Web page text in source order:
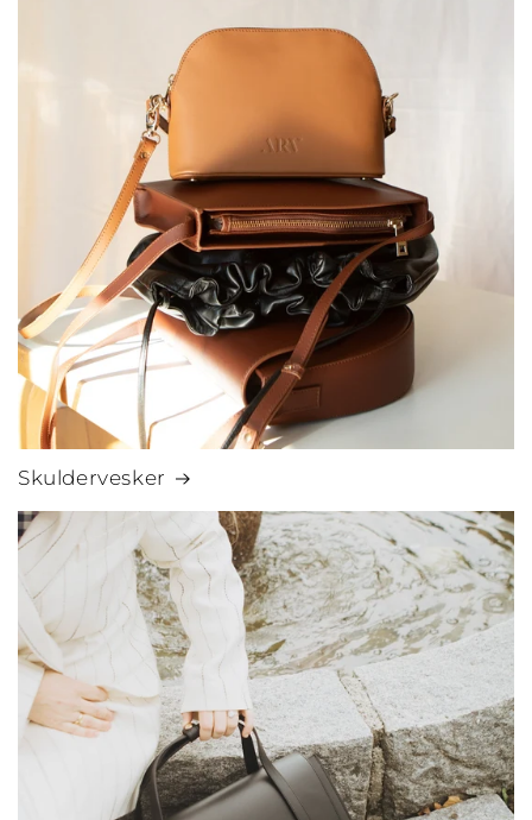
Skuldervesker